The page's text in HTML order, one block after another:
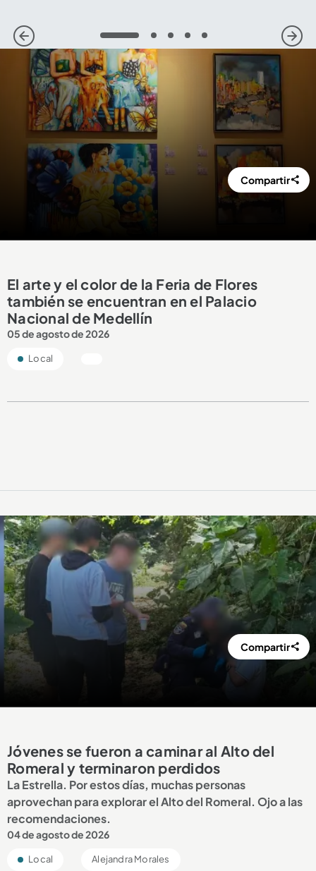
1 2 3 4 5
Compartir
El arte y el color de la Feria de Flores
también se encuentran en el Palacio
Nacional de Medellín
05 de agosto de 2026
Local
Compartir
Jóvenes se fueron a caminar al Alto del
Romeral y terminaron perdidos
La Estrella. Por estos días, muchas personas
aprovechan para explorar el Alto del Romeral. Ojo a las
recomendaciones.
04 de agosto de 2026
Local Alejandra Morales